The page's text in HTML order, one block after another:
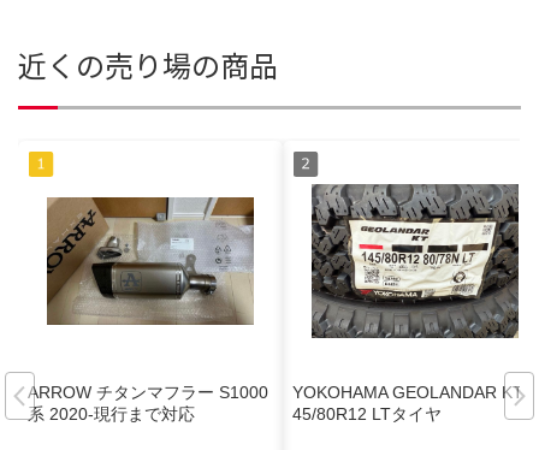
近くの売り場の商品
ARROW チタンマフラー S1000
系 2020-現行まで対応
YOKOHAMA GEOLANDAR KT 1
45/80R12 LTタイヤ